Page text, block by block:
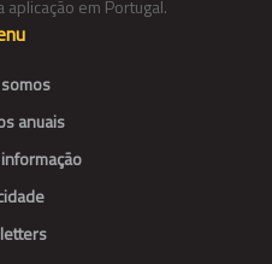
aplicação em Portugal.
anuais